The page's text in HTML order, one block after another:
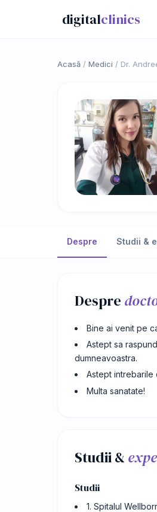
digitalclinics
Acasă / Medici / Dr.
Despre Studii &
Despre
Bine ai venit pe
Astept sa
dumneavoastra.
Astept intrebarile
Multa sanatate!
Studii &
Studii
1. Spitalul